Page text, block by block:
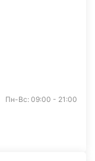
Пн-Вс: 09:00 - 21:00